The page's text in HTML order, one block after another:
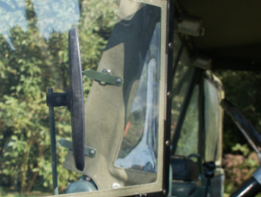
portière UNIMOG
401, 2010